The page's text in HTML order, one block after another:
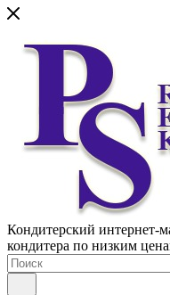
Кондитерский интернет-
кондитера по низким